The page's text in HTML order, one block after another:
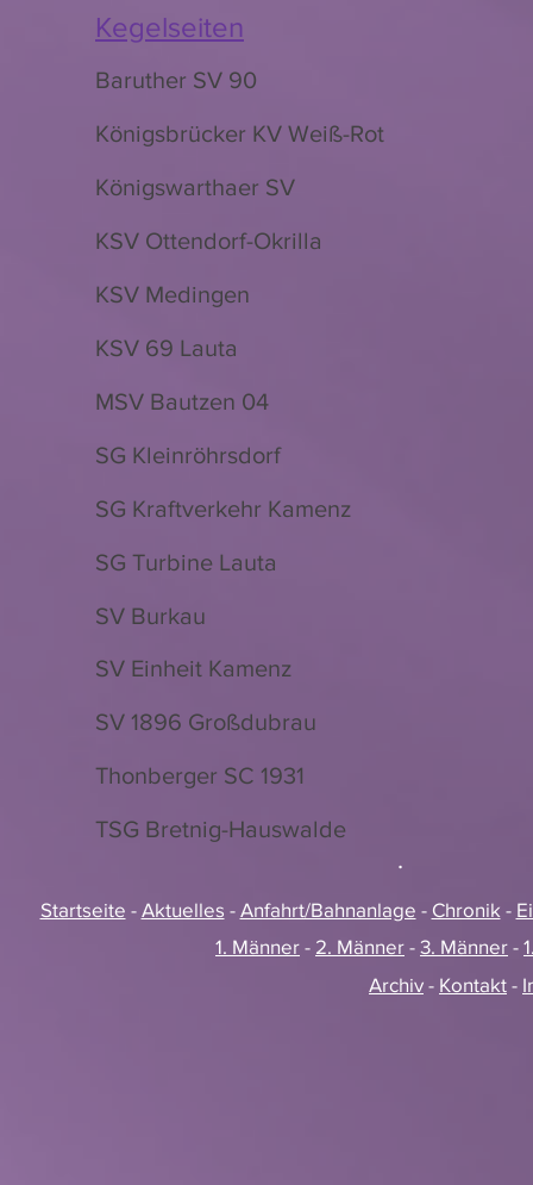
Kegelseiten
Baruther SV 90
Königsbrücker KV Weiß-Rot
Königswarthaer SV
KSV Ottendorf-Okrilla
KSV Medingen
KSV 69 Lauta
MSV Bautzen 04
SG Kleinröhrsdorf
SG Kraftverkehr Kamenz
SG Turbine Lauta
SV Burkau
SV Einheit Kamenz
SV 1896 Großdubrau
Thonberger SC 1931
TSG Bretnig-Hauswalde
.
Startseite - Aktuelles - Anfahrt/Bahnanlage - Chronik -
1. Männer - 2. Männer - 3. Männer -
Archiv - Kontakt -